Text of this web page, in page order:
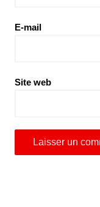
E-mail
Site web